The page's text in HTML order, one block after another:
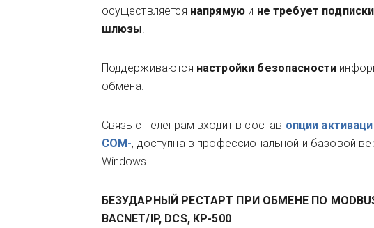
осуществляется напрямую и не требует
шлюзы
Поддерживаются настройки безопасности
обмена.
Связь с Телеграм входит в состав опции
COM-, доступна в профессиональной и базовой
Windows.
БЕЗУДАРНЫЙ РЕСТАРТ ПРИ ОБМЕНЕ ПО MODBUS,
BACNET/IP, DCS, КР-500